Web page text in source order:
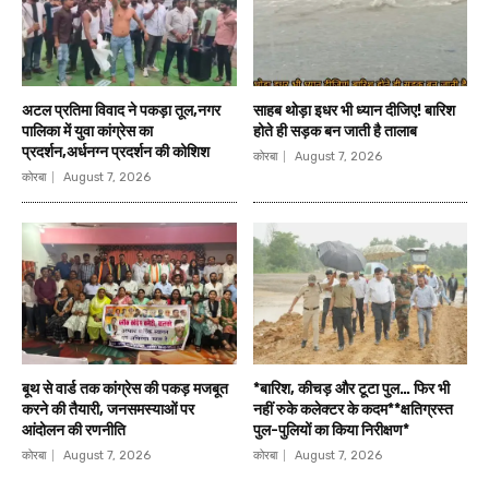
अटल प्रतिमा विवाद ने पकड़ा तूल,नगर
पालिका में युवा कांग्रेस का
प्रदर्शन,अर्धनग्न प्रदर्शन की कोशिश
कोरबा August 7, 2026
साहब थोड़ा इधर भी ध्यान दीजिए! बारिश
होते ही सड़क बन जाती है तालाब
कोरबा August 7, 2026
बूथ से वार्ड तक कांग्रेस की पकड़ मजबूत
करने की तैयारी, जनसमस्याओं पर
आंदोलन की रणनीति
कोरबा August 7, 2026
*बारिश, कीचड़ और टूटा पुल… फिर भी
नहीं रुके कलेक्टर के कदम**क्षतिग्रस्त
पुल-पुलियों का किया निरीक्षण*
कोरबा August 7, 2026